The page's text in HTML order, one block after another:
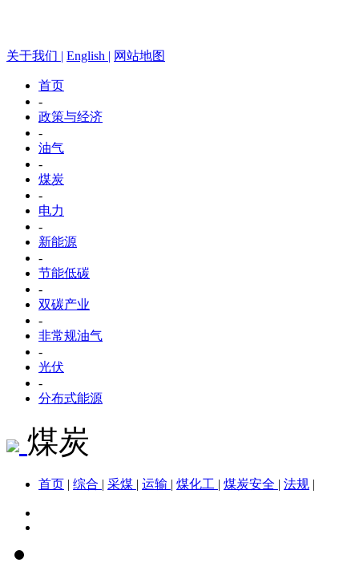
关于我们 | English | 网站地图
首页
-
政策与经济
-
油气
-
煤炭
-
电力
-
新能源
-
节能低碳
-
双碳产业
-
非常规油气
-
光伏
-
分布式能源
煤炭
首页 | 综合 | 采煤 | 运输 | 煤化工 | 煤炭安全 | 法规 |